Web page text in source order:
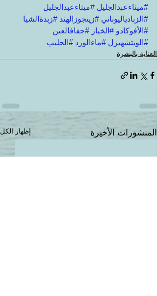
#ميثاءعبدالجليل #ميثاءعبدالجليل
#الزبادياليوناني #زيتجوزالهند #زبدةالشيا
#الأفوكادو #الخيار #جفافالعين
#الويتشهيزل #ماءالورد #الحليب
العناية بالبشرة
المنشورات الأخيرة إظهار الكل